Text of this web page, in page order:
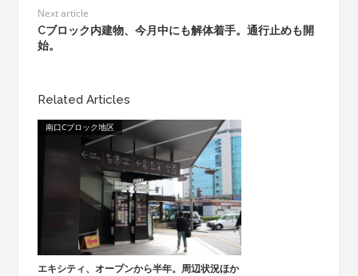
Next article
Cブロック内建物、今月中にも解体着手。通行止めも開
始。
Related Articles
南口Cブロック地区
エキシティ、オープンから半年。周辺状況ほか